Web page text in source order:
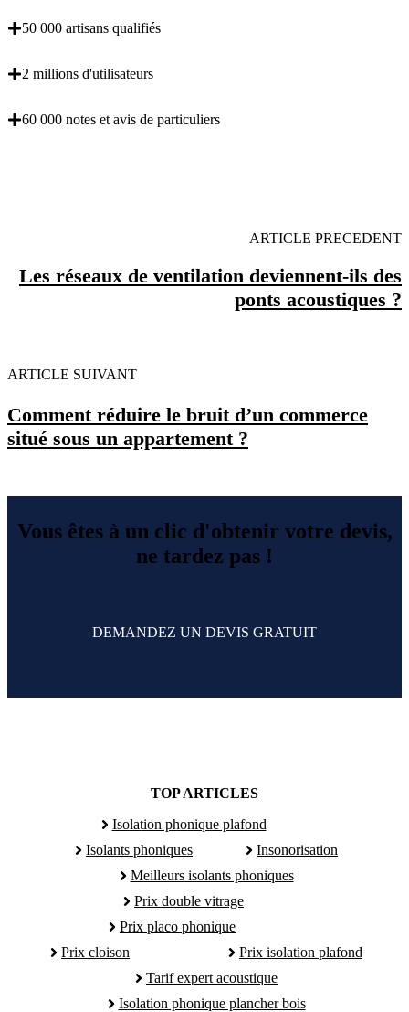
50 000 artisans qualifiés
2 millions d'utilisateurs
60 000 notes et avis de particuliers
ARTICLE PRECEDENT
Les réseaux de ventilation deviennent-ils des
ponts acoustiques ?
ARTICLE SUIVANT
Comment réduire le bruit d’un commerce
situé sous un appartement ?
Vous êtes à un clic d'obtenir votre devis,
ne tardez pas !
DEMANDEZ UN DEVIS GRATUIT
TOP ARTICLES
Isolation phonique plafond
Isolants phoniques
Insonorisation
Meilleurs isolants phoniques
Prix double vitrage
Prix placo phonique
Prix cloison
Prix isolation plafond
Tarif expert acoustique
Isolation phonique plancher bois